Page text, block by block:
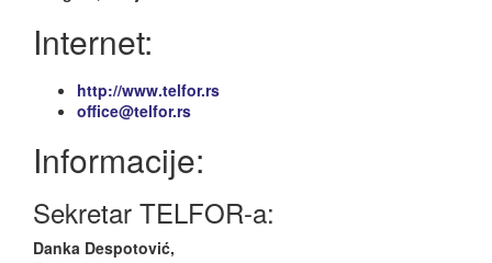
Internet:
http://www.telfor.rs
office@telfor.rs
Informacije:
Sekretar TELFOR-a:
Danka Despotović,